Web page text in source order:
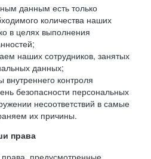
данным есть только
количества наших
в целях выполнения
наших сотрудников, занятых
данных;
контроля
безопасности персональных
несоответствий в самые
их причины.
права
предусмотренные